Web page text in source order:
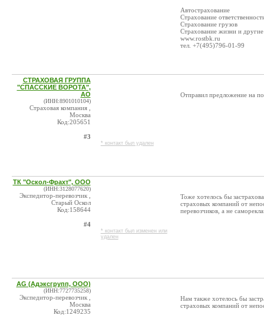
Автострахование
Страхование
Страхование грузов
Страхование жизни и
www.rostbk.ru
тел. +7(495)796-01-99
СТРАХОВАЯ ГРУППА
"СПАССКИЕ ВОРОТА",
АО
(ИНН:8901010104)
Страховая компания ,
Москва
Код:205651
#3
* контакт был удален
Отправил предложение на
ТК "Оскол-Фрахт", ООО
(ИНН:3128077620)
Экспедитор-перевозчик ,
Старый Оскол
Код:158644
#4
* контакт был изменен или
удален
Тоже хотелось бы
страховых компаний от
перевозчиков, а не
AG (Адэксгрупп, ООО)
(ИНН:7727735258)
Экспедитор-перевозчик ,
Москва
Код:1249235
Нам также хотелось бы
страховых компаний от